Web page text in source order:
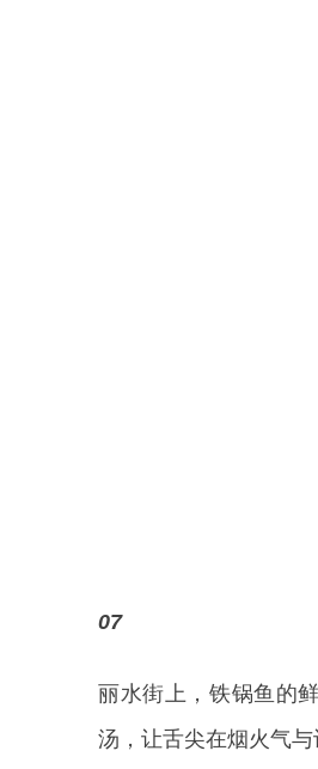
07
丽水街上，铁锅鱼的
汤，让舌尖在烟火气与